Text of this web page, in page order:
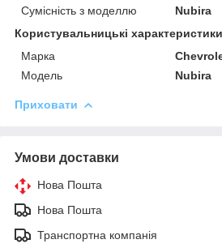
Сумісність з моделлю
Nubira
Користувальницькі характеристики
Марка
Модель
Nubira
Приховати
Умови доставки
Нова Пошта
Нова Пошта
Транспортна компанія